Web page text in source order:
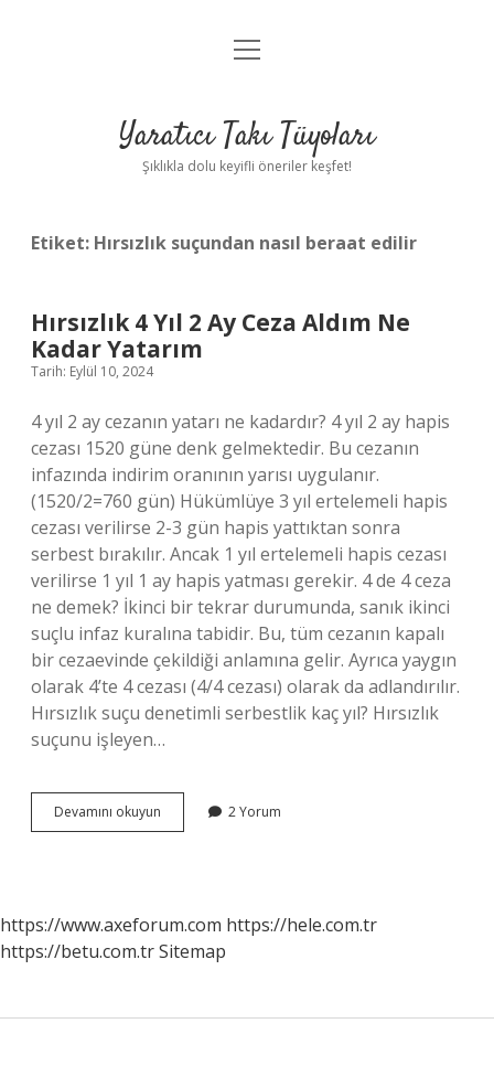
Anasayfa
Yasal Uyarı
menüyü
Yaratıcı Takı Tüyoları
Şıklıkla dolu keyifli öneriler keşfet!
Etiket: Hırsızlık suçundan nasıl beraat edilir
Hırsızlık 4 Yıl 2 Ay Ceza Aldım Ne
Kadar Yatarım
Tarih: Eylül 10, 2024
4 yıl 2 ay cezanın yatarı ne kadardır? 4 yıl 2 ay hapis
cezası 1520 güne denk gelmektedir. Bu cezanın
infazında indirim oranının yarısı uygulanır.
(1520/2=760 gün) Hükümlüye 3 yıl ertelemeli hapis
cezası verilirse 2-3 gün hapis yattıktan sonra
serbest bırakılır. Ancak 1 yıl ertelemeli hapis cezası
verilirse 1 yıl 1 ay hapis yatması gerekir. 4 de 4 ceza
ne demek? İkinci bir tekrar durumunda, sanık ikinci
suçlu infaz kuralına tabidir. Bu, tüm cezanın kapalı
bir cezaevinde çekildiği anlamına gelir. Ayrıca yaygın
olarak 4’te 4 cezası (4/4 cezası) olarak da adlandırılır.
Hırsızlık suçu denetimli serbestlik kaç yıl? Hırsızlık
suçunu işleyen…
Devamını okuyun
4
Aldım
Ne
2 Yorum
https://www.axeforum.com https://hele.com.tr
https://betu.com.trSitemap